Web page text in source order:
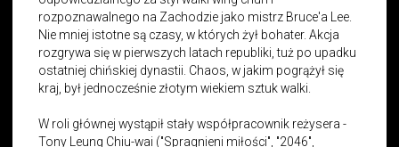
rozpoznawalnego na Zachodzie jako mistrz Bruce'a Lee.
Nie mniej istotne są czasy, w których żył bohater. Akcja
rozgrywa się w pierwszych latach republiki, tuż po upadku
ostatniej chińskiej dynastii. Chaos, w jakim pogrążył się
kraj, był jednocześnie złotym wiekiem sztuk walki.
W roli głównej wystąpił stały współpracownik reżysera -
Tony Leung Chiu-wai ("Spragnieni miłości", "2046",